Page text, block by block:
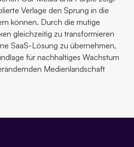
Verlage den Sprung in die
können. Durch die mutige
gleichzeitig zu transformieren
SaaS-Lösung zu übernehmen,
für nachhaltiges Wachstum
Medienlandschaft